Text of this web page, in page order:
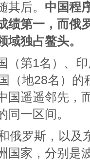
其后。 中国程
绩第一，而俄
域独占鳌头。
（第1名）、
（地28名）的
国遥遥邻先，
同一区间。
俄罗斯，以及
国家，分别是